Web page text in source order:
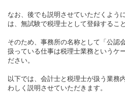
なお、後でも説明させていただくよう
は、無試験で税理士として登録するこ
そのため、事務所の名称として「公認
扱っている仕事は税理士業務というケ
ださい。
以下では、会計士と税理士が扱う業務
わしく説明させていただきます。